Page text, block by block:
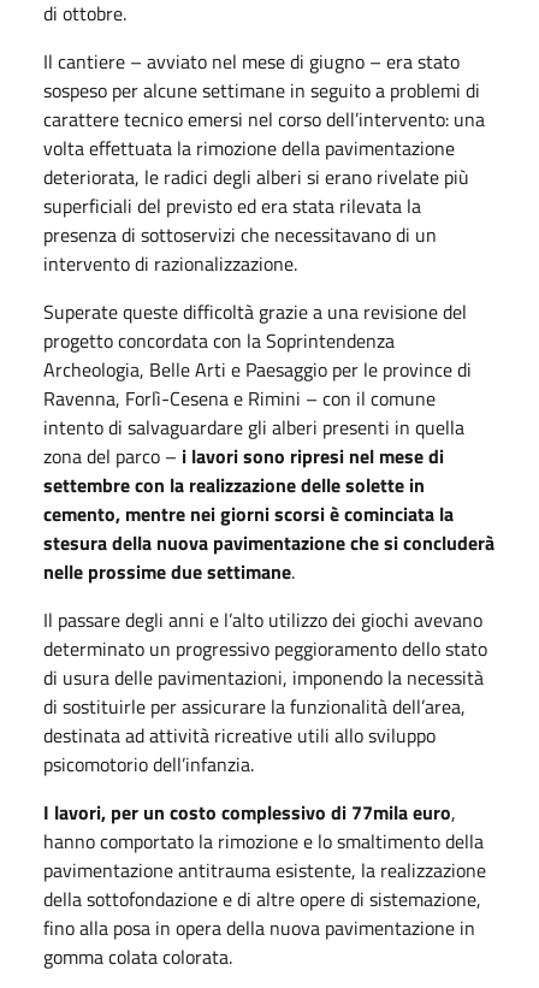
di ottobre.
Il cantiere – avviato nel mese di giugno – era stato
sospeso per alcune settimane in seguito a problemi di
carattere tecnico emersi nel corso dell’intervento: una
volta effettuata la rimozione della pavimentazione
deteriorata, le radici degli alberi si erano rivelate più
superficiali del previsto ed era stata rilevata la
presenza di sottoservizi che necessitavano di un
intervento di razionalizzazione.
Superate queste difficoltà grazie a una revisione del
progetto concordata con la Soprintendenza
Archeologia, Belle Arti e Paesaggio per le province di
Ravenna, Forlì-Cesena e Rimini – con il comune
intento di salvaguardare gli alberi presenti in quella
zona del parco – i lavori sono ripresi nel mese di
settembre con la realizzazione delle solette in
cemento, mentre nei giorni scorsi è cominciata la
stesura della nuova pavimentazione che si concluderà
nelle prossime due settimane.
Il passare degli anni e l’alto utilizzo dei giochi avevano
determinato un progressivo peggioramento dello stato
di usura delle pavimentazioni, imponendo la necessità
di sostituirle per assicurare la funzionalità dell’area,
destinata ad attività ricreative utili allo sviluppo
psicomotorio dell’infanzia.
I lavori, per un costo complessivo di 77mila euro,
hanno comportato la rimozione e lo smaltimento della
pavimentazione antitrauma esistente, la realizzazione
della sottofondazione e di altre opere di sistemazione,
fino alla posa in opera della nuova pavimentazione in
gomma colata colorata.